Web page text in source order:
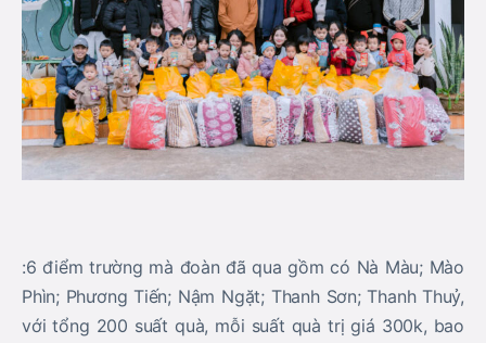
:6 điểm trường mà đoàn đã qua gồm có Nà Màu; Mào
Phìn; Phương Tiến; Nậm Ngặt; Thanh Sơn; Thanh Thuỷ,
với tổng 200 suất quà, mỗi suất quà trị giá 300k, bao